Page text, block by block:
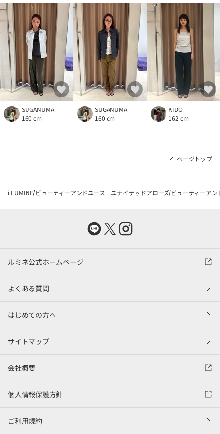
SUGANUMA
160 cm
SUGANUMA
160 cm
KIDO
162 cm
ページトップ
i LUMINE ビューティーアンドユース ユナイテッドアローズ ビューティーア
ルミネ公式ホームページ
よくある質問
はじめての方へ
サイトマップ
会社概要
個人情報保護方針
ご利用規約